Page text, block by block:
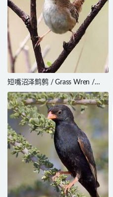
短嘴沼泽鹪鹩 / Grass Wren /
Cistothorus platensis